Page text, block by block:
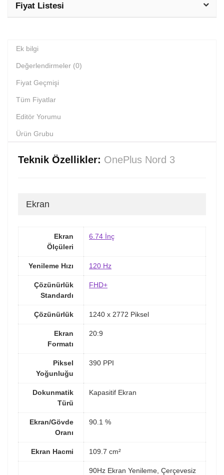
Fiyat Listesi
Ek bilgi
Değerlendirmeler (0)
Fiyat Geçmişi
Tüm Fiyatlar
Editör Yorumu
Ürün Grubu
Teknik Özellikler: OnePlus Nord 3
Ekran
Ekran
Ölçüleri
6.74 İnç
Yenileme Hızı 120 Hz
Çözünürlük
Standardı
FHD+
Çözünürlük 1240 x 2772 Piksel
Ekran
Formatı
20:9
Piksel
Yoğunluğu
390 PPI
Dokunmatik
Türü
Kapasitif Ekran
Ekran/Gövde
Oranı
90.1 %
Ekran Hacmi 109.7 cm²
90Hz Ekran Yenileme, Çerçevesiz